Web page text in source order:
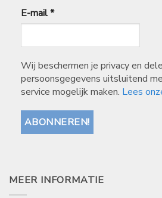
E-mail*
Wij beschermen je privacy en
persoonsgegevens uitsluitend
service mogelijk maken. Lees
MEER INFORMATIE